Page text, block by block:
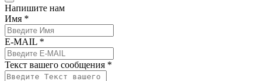
Напишите нам
Имя *
E-MAIL *
Текст вашего сообщения *